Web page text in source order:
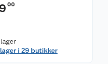
00
lager
lager i 29 butikker